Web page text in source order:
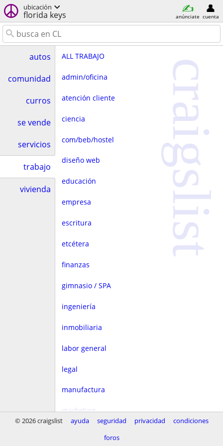
ubicación
florida keys anúnciate cuenta
autos
comunidad
curros
se vende
servicios
trabajo
vivienda
ALL TRABAJO
admin/oficina
atención cliente
ciencia
com/beb/hostel
diseño web
educación
empresa
escritura
etcétera
finanzas
gimnasio / SPA
ingeniería
inmobiliaria
labor general
legal
manufactura
marketing
craigslist
© 2026 craigslist ayuda seguridad privacidad
condiciones
foros